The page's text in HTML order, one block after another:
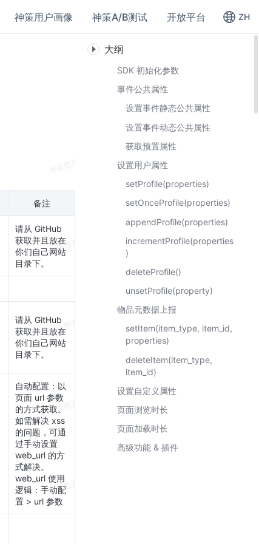
神策用户画像 神策A/B测试 开放平台 ZH
备注
请从 GitHub
获取并且放在
你们自己网站
目录下。
请从 GitHub
获取并且放在
你们自己网站
目录下。
自动配置：以
页面 url 参数
的方式获取。
如需解决 xss
的问题，可通
过手动设置
web_url 的方
式解决。
web_url 使用
逻辑：手动配
置 > url 参数
大纲
SDK 初始化参数
事件公共属性
设置事件静态公共属性
设置事件动态公共属性
获取预置属性
设置用户属性
setProfile(properties)
setOnceProfile(properties)
appendProfile(properties)
incrementProfile(properties
)
deleteProfile()
unsetProfile(property)
物品元数据上报
setItem(item_type, item_id,
properties)
deleteItem(item_type,
item_id)
设置自定义属性
页面浏览时长
页面加载时长
高级功能 & 插件